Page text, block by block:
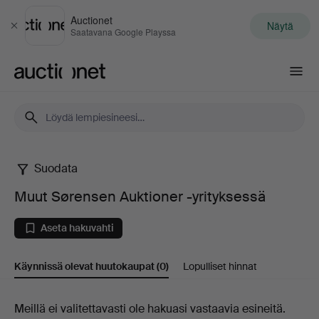
Sulje
Auctionet
Saatavana Google Playssa Näytä
Muut
Sørensen
Auktioner
Suodata
Muut Sørensen Auktioner -yrityksessä
Aseta hakuvahti
Käynnissä olevat huutokaupat(0) Lopulliset hinnat
Käynnissä
Meillä ei valitettavasti ole hakuasi vastaavia esineitä.